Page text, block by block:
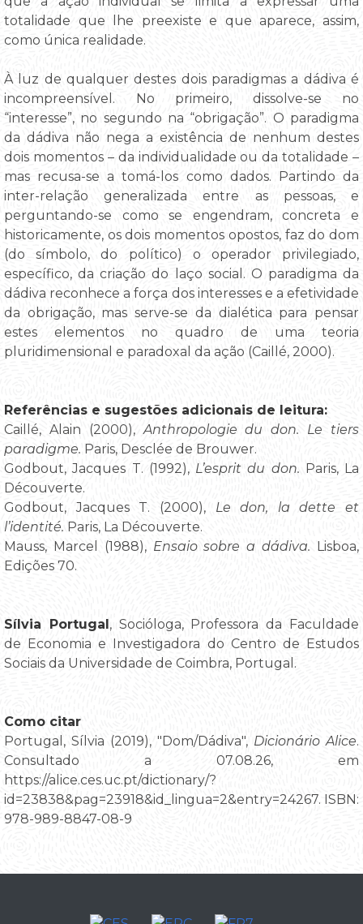
totalidade que lhe preexiste e que aparece, assim,
como única realidade.
À luz de qualquer destes dois paradigmas a dádiva é
incompreensível. No primeiro, dissolve-se no
“interesse”, no segundo na “obrigação”. O paradigma
da dádiva não nega a existência de nenhum destes
dois momentos – da individualidade ou da totalidade –
mas recusa-se a tomá-los como dados. Partindo da
inter-relação generalizada entre as pessoas, e
perguntando-se como se engendram, concreta e
historicamente, os dois momentos opostos, faz do dom
(do símbolo, do político) o operador privilegiado,
específico, da criação do laço social. O paradigma da
dádiva reconhece a força dos interesses e a efetividade
da obrigação, mas serve-se da dialética para pensar
estes elementos no quadro de uma teoria
pluridimensional e paradoxal da ação (Caillé, 2000).
Referências e sugestões adicionais de leitura:
Caillé, Alain (2000), Anthropologie du don. Le tiers
paradigme. Paris, Desclée de Brouwer.
Godbout, Jacques T. (1992), L’esprit du don. Paris, La
Découverte.
Godbout, Jacques T. (2000), Le don, la dette et
l’identité. Paris, La Découverte.
Mauss, Marcel (1988), Ensaio sobre a dádiva. Lisboa,
Edições 70.
Sílvia Portugal, Socióloga, Professora da Faculdade
de Economia e Investigadora do Centro de Estudos
Sociais da Universidade de Coimbra, Portugal.
Como citar
Portugal, Sílvia (2019), "Dom/Dádiva", Dicionário Alice.
Consultado a 07.08.26, em
https://alice.ces.uc.pt/dictionary/?
id=23838&pag=23918&id_lingua=2&entry=24267. ISBN:
978-989-8847-08-9